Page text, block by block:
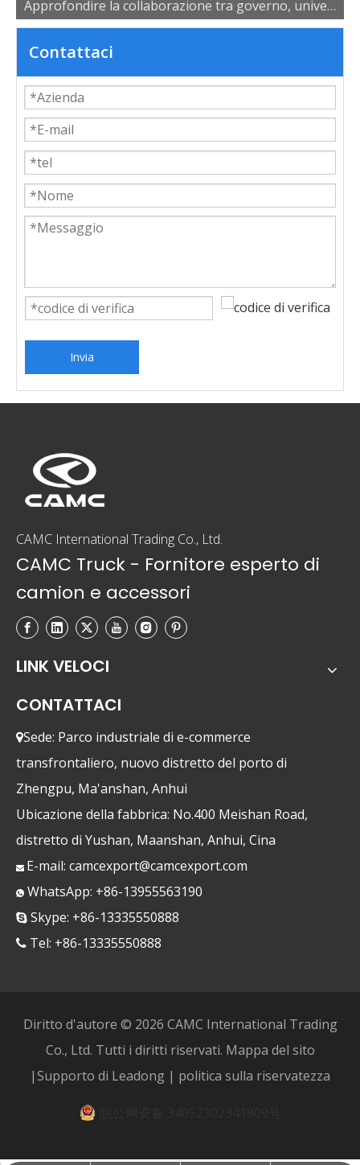
Approfondire la collaborazione tra governo, università e imprese per potenziare lo sviluppo dei talenti industriali
Contattaci
Invia
CAMC International Trading Co., Ltd.
CAMC Truck - Fornitore esperto di
camion e accessori
LINK VELOCI
CONTATTACI
Sede: Parco industriale di e-commerce
transfrontaliero, nuovo distretto del porto di
Zhengpu, Ma'anshan, Anhui
Ubicazione della fabbrica: No.400 Meishan Road,
distretto di Yushan, Maanshan, Anhui, Cina
 E-mail: camcexport@camcexport.com
 WhatsApp: +86-13955563190
 Skype: +86-13335550888
 Tel: +86-13335550888
Diritto d'autore © 2026 CAMC International Trading
Co., Ltd. Tutti i diritti riservati. Mappa del sito
|Supporto di Leadong | politica sulla riservatezza